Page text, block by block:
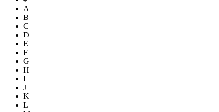
A
B
C
D
E
F
G
H
I
J
K
L